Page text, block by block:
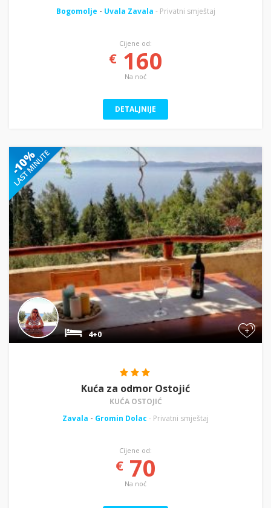
Bogomolje - Uvala Zavala - Privatni smještaj
Cijene od:
€160
Na noć
DETALJNIJE
+
4+0
Kuća za odmor Ostojić
KUĆA OSTOJIĆ
Zavala - Gromin Dolac - Privatni smještaj
Cijene od:
€70
Na noć